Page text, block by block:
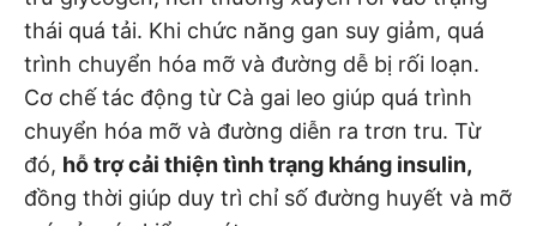
thái quá tải. Khi chức năng gan suy giảm, quá
trình chuyển hóa mỡ và đường dễ bị rối loạn.
Cơ chế tác động từ Cà gai leo giúp quá trình
chuyển hóa mỡ và đường diễn ra trơn tru. Từ
đó, hỗ trợ cải thiện tình trạng kháng insulin,
đồng thời giúp duy trì chỉ số đường huyết và mỡ